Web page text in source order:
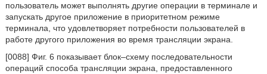
пользователь может выполнять другие операции в терминале и
запускать другое приложение в приоритетном режиме
терминала, что удовлетворяет потребности пользователей в
работе другого приложения во время трансляции экрана.
[0088] Фиг. 6 показывает блок–схему последовательности
операций способа трансляции экрана, предоставленного